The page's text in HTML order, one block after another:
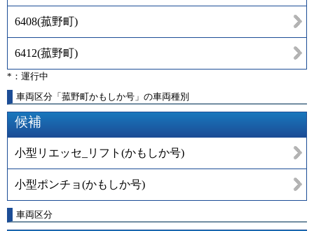
6408(菰野町)
6412(菰野町)
*：運行中
車両区分「菰野町かもしか号」の車両種別
候補
小型リエッセ_リフト(かもしか号)
小型ポンチョ(かもしか号)
車両区分